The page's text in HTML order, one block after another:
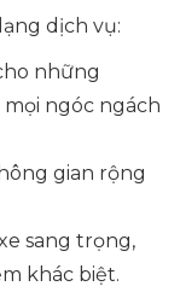
dịch vụ:
những
ngóc ngách
gian rộng
sang trọng,
khác biệt.